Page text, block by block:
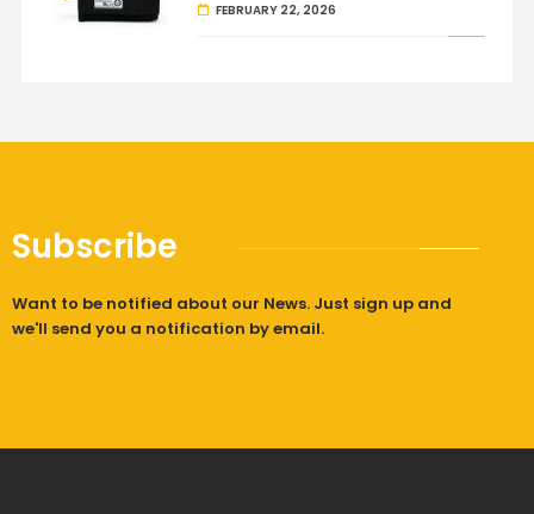
FEBRUARY 22, 2026
Subscribe
Want to be notified about our News. Just sign up and
we'll send you a notification by email.